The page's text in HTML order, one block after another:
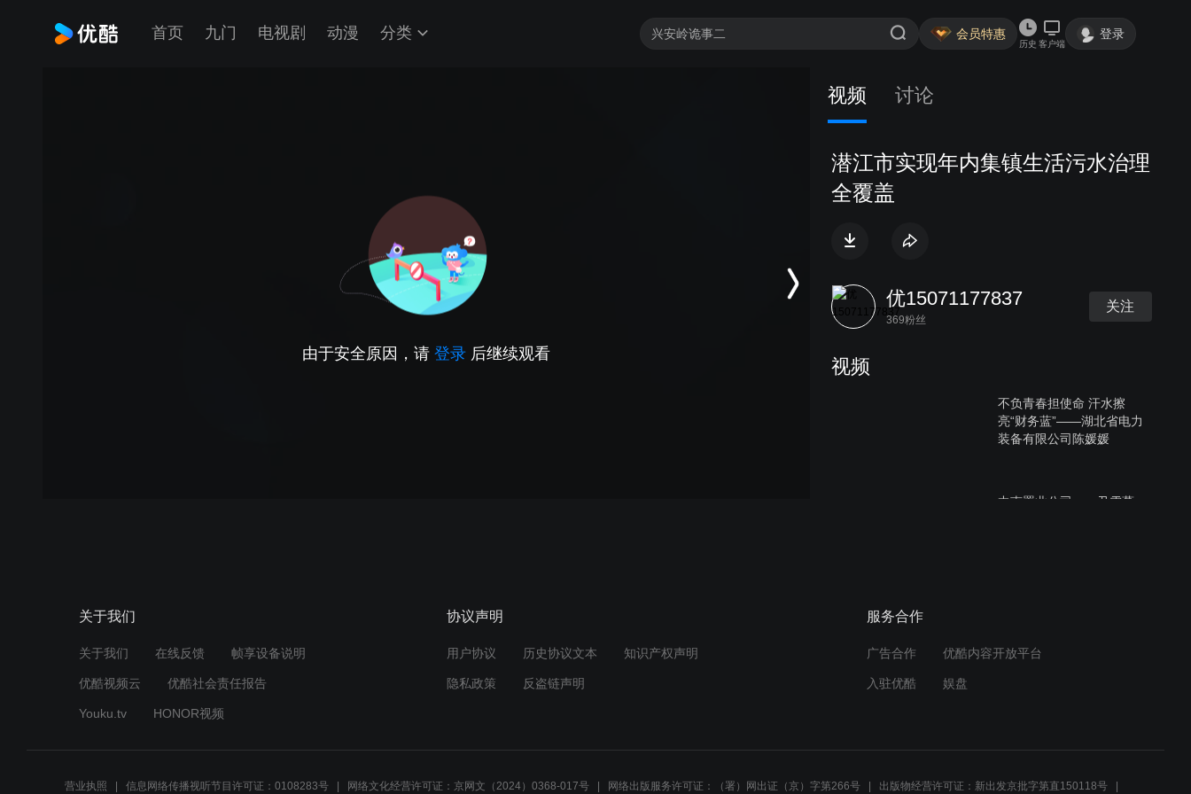
首页 九门 电视剧 动漫 分类 会员特惠
历史 客户端
登录
由于安全原因，请 登录 后继续观看
视频 讨论
潜江市实现年内集镇生活污水治理
全覆盖
优15071177837
369粉丝
关注
视频
不负青春担使命 汗水擦
亮“财务蓝”——湖北省电力
装备有限公司陈媛媛
中南置业公司——尹雪蔓
关于我们
关于我们 在线反馈 帧享设备说明
优酷视频云 优酷社会责任报告
Youku.tv HONOR视频
协议声明
用户协议 历史协议文本 知识产权声明
隐私政策 反盗链声明
服务合作
广告合作 优酷内容开放平台
入驻优酷 娱盘
营业执照 信息网络传播视听节目许可证：0108283号 网络文化经营许可证：京网文（2024）0368-017号 网络出版服务许可证：（署）网出证（京）字第266号 出版物经营许可证：新出发京批字第直150118号